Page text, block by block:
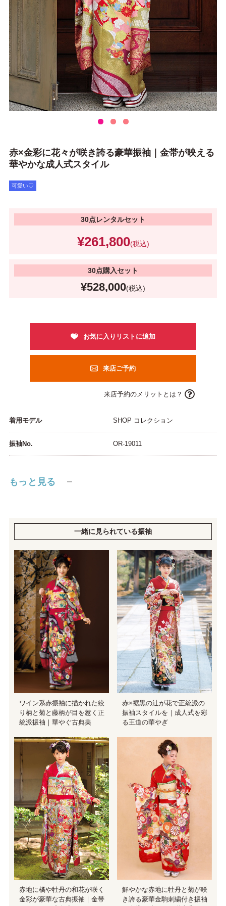
赤×金彩に花々が咲き誇る豪華振袖｜金帯が映える
華やかな成人式スタイル
可愛い♡
30点レンタルセット
¥261,800(税込)
30点購入セット
¥528,000(税込)
来店ご予約
来店予約のメリットとは？
着用モデル SHOP コレクション
振袖No. OR-19011
もっと見る
一緒に見られている振袖
ワイン系赤振袖に描かれた絞
り柄と菊と藤柄が目を惹く正
統派振袖｜華やぐ古典美
赤×裾黒の辻が花で正統派の
振袖スタイルを｜成人式を彩
る王道の華やぎ
赤地に橘や牡丹の和花が咲く
金彩が豪華な古典振袖｜金帯
鮮やかな赤地に牡丹と菊が咲
き誇る豪華金駒刺繍付き振袖